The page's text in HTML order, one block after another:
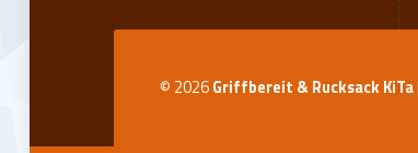
© 2026Griffbereit & Rucksack KiTa|